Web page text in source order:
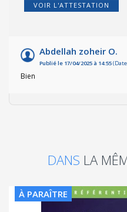
VOIR L'ATTESTATION
Abdellah zoheir O.
Publié le 17/04/2025 à 14:55
Bien
DANS LA
À PARAÎTRE